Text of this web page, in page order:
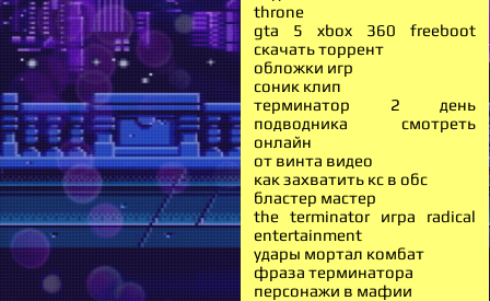
throne
gta 5 xbox 360 freeboot
скачать торрент
обложки игр
соник клип
терминатор 2 день
подводника смотреть
онлайн
от винта видео
как захватить кс в обс
бластер мастер
the terminator игра radical
entertainment
удары мортал комбат
фраза терминатора
персонажи в мафии